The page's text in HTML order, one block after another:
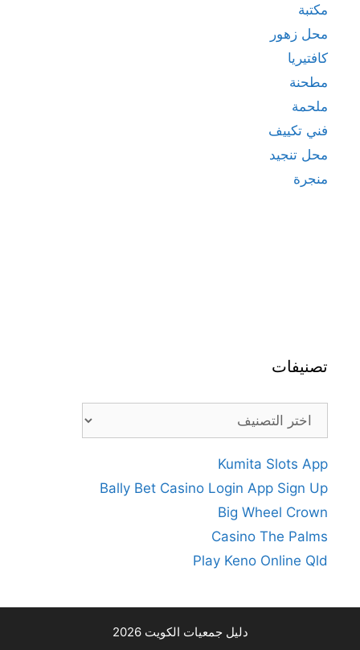
مكتبة
محل زهور
كافتيريا
مطحنة
ملحمة
فني تكييف
محل تنجيد
منجرة
تصنيفات
تصنيفات
Kumita Slots App
Bally Bet Casino Login App Sign Up
Big Wheel Crown
Casino The Palms
Play Keno Online Qld
دليل جمعيات الكويت 2026